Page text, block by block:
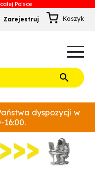
Zarejestruj
Rozwiń
dyspozycji w
16:00.